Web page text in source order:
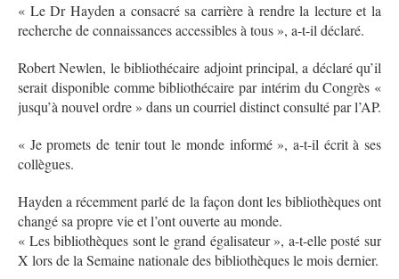
« Le Dr Hayden a consacré sa carrière à rendre la lecture et la
recherche de connaissances accessibles à tous », a-t-il déclaré.
Robert Newlen, le bibliothécaire adjoint principal, a déclaré qu’il
serait disponible comme bibliothécaire par intérim du Congrès «
jusqu’à nouvel ordre » dans un courriel distinct consulté par l’AP.
« Je promets de tenir tout le monde informé », a-t-il écrit à ses
collègues.
Hayden a récemment parlé de la façon dont les bibliothèques ont
changé sa propre vie et l’ont ouverte au monde.
« Les bibliothèques sont le grand égalisateur », a-t-elle posté sur
X lors de la Semaine nationale des bibliothèques le mois dernier.